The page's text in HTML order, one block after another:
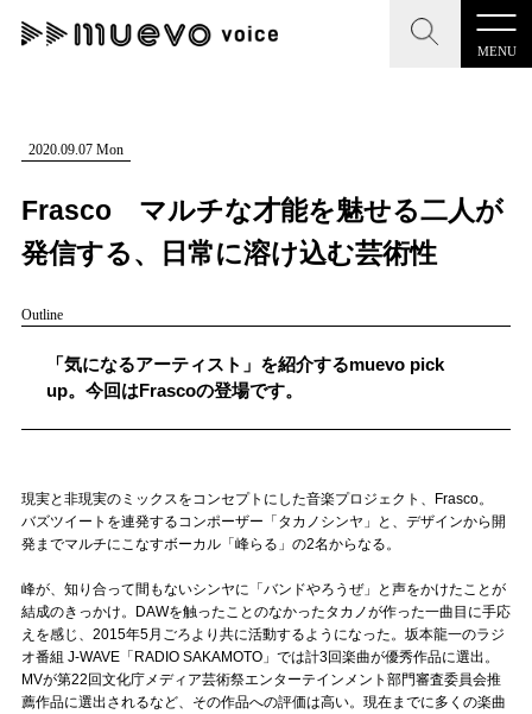
MENU
CLOSE
記事を検索する
人気ワード
#男性SSW #ポップス #女性SSW
CLOSE
"読者の声を形にする”音楽特化メディア
MENU
記事一覧
お問い合わせ
ログイン
LINK
2020.09.07 Mon
Frasco マルチな才能を魅せる二人が
発信する、日常に溶け込む芸術性
Outline
「気になるアーティスト」を紹介するmuevo pick
up。今回はFrascoの登場です。
現実と非現実のミックスをコンセプトにした音楽プロジェクト、Frasco。
バズツイートを連発するコンポーザー「タカノシンヤ」と、デザインから開
発までマルチにこなすボーカル「峰らる」の2名からなる。
峰が、知り合って間もないシンヤに「バンドやろうぜ」と声をかけたことが
結成のきっかけ。DAWを触ったことのなかったタカノが作った一曲目に手応
えを感じ、2015年5月ごろより共に活動するようになった。坂本龍一のラジ
オ番組 J-WAVE「RADIO SAKAMOTO」では計3回楽曲が優秀作品に選出。
MVが第22回文化庁メディア芸術祭エンターテインメント部門審査委員会推
薦作品に選出されるなど、その作品への評価は高い。現在までに多くの楽曲